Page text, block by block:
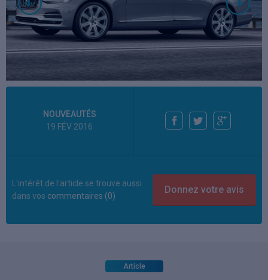
NOUVEAUTÉS
19 FÉV 2016
L'intérêt de l'article se trouve aussi
dans vos commentaires (0)
Article